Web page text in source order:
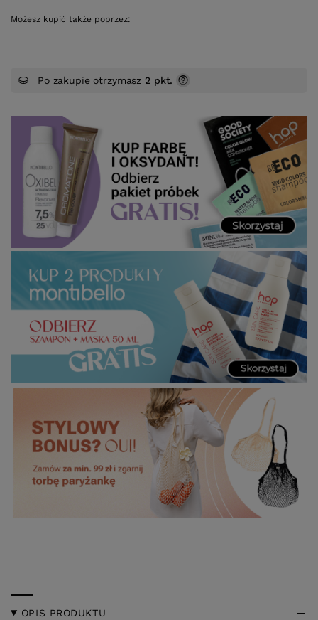
Możesz kupić także poprzez:
Po zakupie otrzymasz 2 pkt.
OPIS PRODUKTU